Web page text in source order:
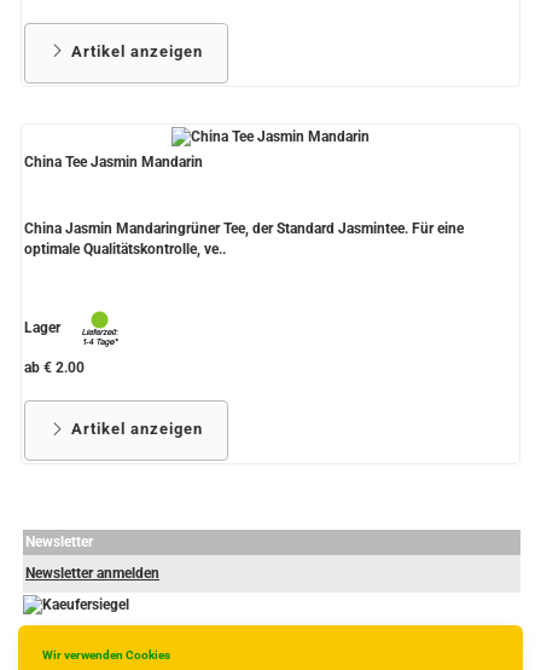
Wir verwenden Cookies
Artikel anzeigen
China Tee Jasmin Mandarin
China Jasmin Mandaringrüner Tee, der Standard Jasmintee. Für eine
optimale Qualitätskontrolle, ve..
Lager
ab € 2.00
Artikel anzeigen
Newsletter
Newsletter anmelden